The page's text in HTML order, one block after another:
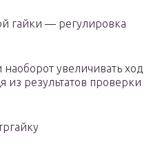
гайки — регулировка
увеличивать ход
из результатов проверки